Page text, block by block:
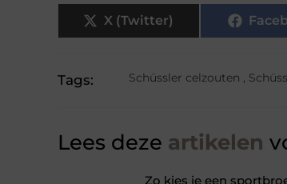
X (Twitter)
Tags: Schüssler celzouten ,
Lees deze artikelen
Zo kies je een